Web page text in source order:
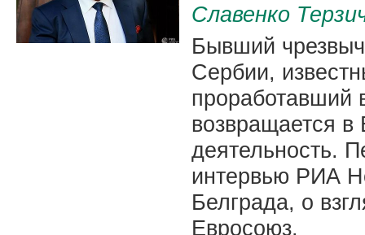
Славенко
Бывший
Сербии,
проработавший
возвращается в
деятельность.
интервью РИА
Белграда, о
Евросоюз.